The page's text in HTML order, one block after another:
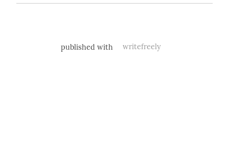
published with writefreely